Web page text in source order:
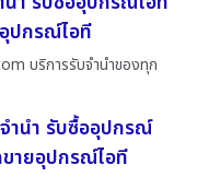
ปกรณ์ไอที
บริการรับจำนำของทุก
ำนำ รับซื้ออุปกรณ์
ายอุปกรณ์ไอที